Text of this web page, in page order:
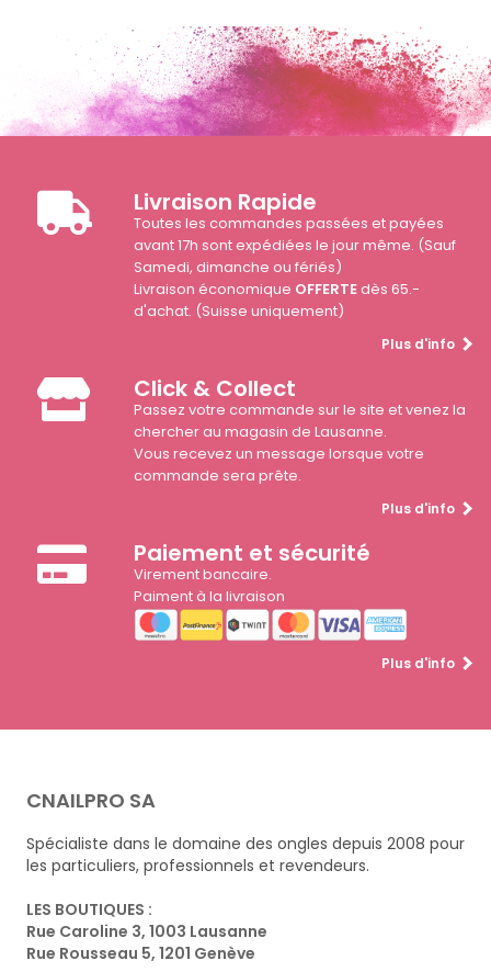
Livraison Rapide
Toutes les commandes passées et payées
avant 17h sont expédiées le jour même. (Sauf
Samedi, dimanche ou fériés)
Livraison économique OFFERTEdès 65.-
d'achat. (Suisse uniquement)
Plus d'info
Click & Collect
Passez votre commande sur le site et venez la
chercher au magasin de Lausanne.
Vous recevez un message lorsque votre
commande sera prête.
Plus d'info
Paiement et sécurité
Virement bancaire.
Paiment à la livraison
Plus d'info
CNAILPRO SA
Spécialiste dans le domaine des ongles depuis 2008 pour
les particuliers, professionnels et revendeurs.
LES BOUTIQUES :
Rue Caroline 3, 1003 Lausanne
Rue Rousseau 5, 1201 Genève